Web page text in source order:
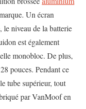
Un écran
niveau de la batterie
est également
monobloc. De plus,
pouces. Pendant ce
tube supérieur, tout
par VanMoof en